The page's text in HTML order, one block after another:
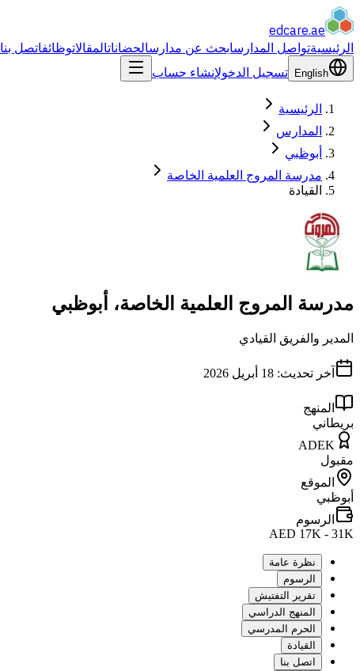
edcare.ae
الرئيسيةتواصل المدارسابحث عن مدارسالحضاناتالمقالاتوظائفاتصل بنا
English تسجيل الدخولإنشاء حساب
الرئيسية
المدارس
أبوظبي
مدرسة المروج العلمية الخاصة
القيادة
مدرسة المروج العلمية الخاصة، أبوظبي
المدير والفريق القيادي
آخر تحديث: 18 أبريل 2026
المنهج
بريطاني
ADEK
مقبول
الموقع
أبوظبي
الرسوم
AED 17K - 31K
نظرة عامة
الرسوم
تقرير التفتيش
المنهج الدراسي
الحرم المدرسي
القيادة
اتصل بنا